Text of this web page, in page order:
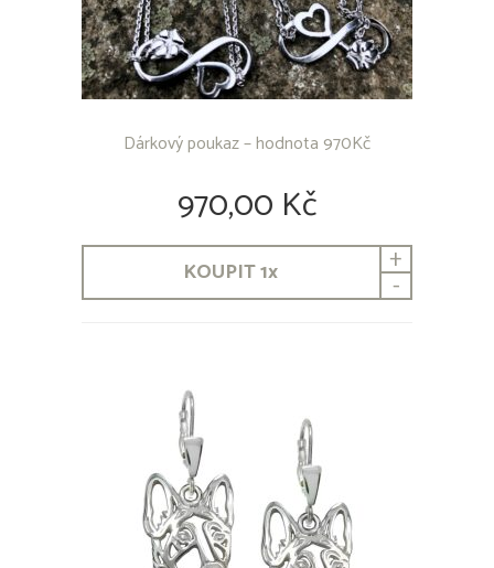
Dárkový poukaz – hodnota 970Kč
970,00 Kč
KOUPIT1x +
-